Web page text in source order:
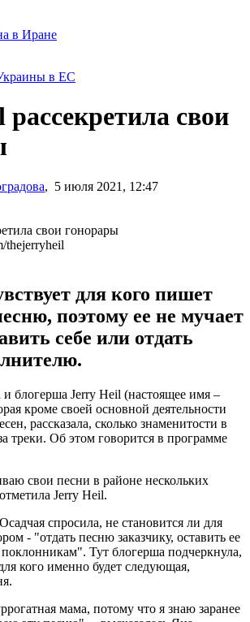
в Иране
в ЕС
свои
, 5 июля 2021, 12:47
thejerryheil
для кого пишет
поэтому ее не мучает
себе или отдать
и блогерша Jerry Heil (настоящее имя –
кроме своей основной деятельности
рассказала, сколько знаменитости в
треки. Об этом говорится в программе
свои песни в районе нескольких
Jerry Heil.
спросила, не становится ли для
- "отдать песню заказчику, оставить ее
поклонникам". Тут блогерша подчеркнула,
кого именно будет следующая,
мама, потому что я знаю заранее